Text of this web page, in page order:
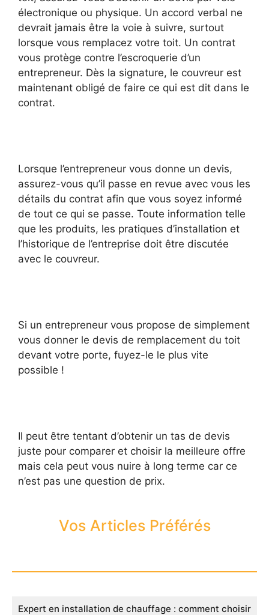
électronique ou physique. Un accord verbal ne
devrait jamais être la voie à suivre, surtout
lorsque vous remplacez votre toit. Un contrat
vous protège contre l’escroquerie d’un
entrepreneur. Dès la signature, le couvreur est
maintenant obligé de faire ce qui est dit dans le
contrat.
Lorsque l’entrepreneur vous donne un devis,
assurez-vous qu’il passe en revue avec vous les
détails du contrat afin que vous soyez informé
de tout ce qui se passe. Toute information telle
que les produits, les pratiques d’installation et
l’historique de l’entreprise doit être discutée
avec le couvreur.
Si un entrepreneur vous propose de simplement
vous donner le devis de remplacement du toit
devant votre porte, fuyez-le le plus vite
possible !
Il peut être tentant d’obtenir un tas de devis
juste pour comparer et choisir la meilleure offre
mais cela peut vous nuire à long terme car ce
n’est pas une question de prix.
Vos Articles Préférés
Expert en installation de chauffage : comment choisir